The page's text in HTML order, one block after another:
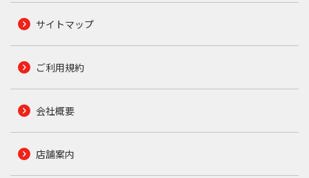
サイトマップ
ご利用規約
会社概要
店舗案内